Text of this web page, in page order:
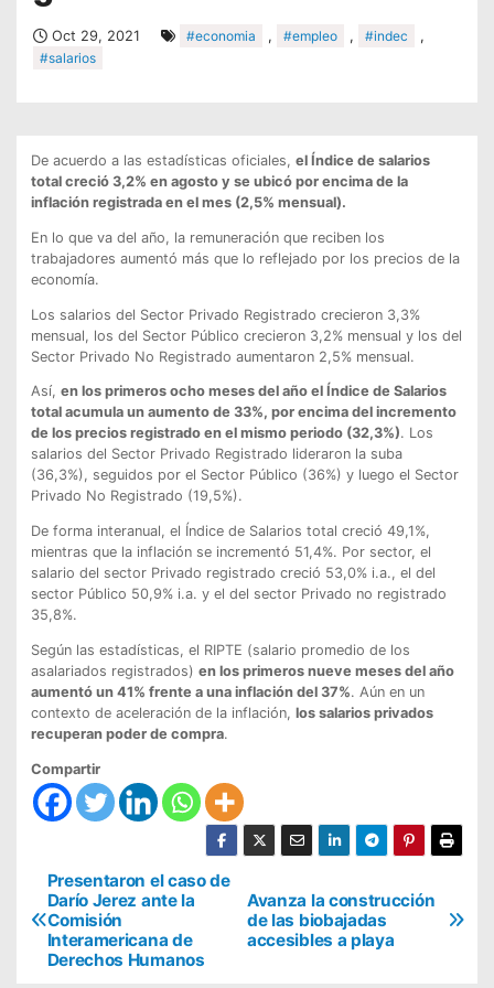
Oct 29, 2021 #economia , #empleo , #indec
,
#salarios
De acuerdo a las estadísticas oficiales, el Índice de salarios
total creció 3,2% en agosto y se ubicó por encima de la
inflación registrada en el mes (2,5% mensual).
En lo que va del año, la remuneración que reciben los
trabajadores aumentó más que lo reflejado por los precios de la
economía.
Los salarios del Sector Privado Registrado crecieron 3,3%
mensual, los del Sector Público crecieron 3,2% mensual y los del
Sector Privado No Registrado aumentaron 2,5% mensual.
Así, en los primeros ocho meses del año el Índice de Salarios
total acumula un aumento de 33%, por encima del incremento
de los precios registrado en el mismo periodo (32,3%). Los
salarios del Sector Privado Registrado lideraron la suba
(36,3%), seguidos por el Sector Público (36%) y luego el Sector
Privado No Registrado (19,5%).
De forma interanual, el Índice de Salarios total creció 49,1%,
mientras que la inflación se incrementó 51,4%. Por sector, el
salario del sector Privado registrado creció 53,0% i.a., el del
sector Público 50,9% i.a. y el del sector Privado no registrado
35,8%.
Según las estadísticas, el RIPTE (salario promedio de los
asalariados registrados) en los primeros nueve meses del año
aumentó un 41% frente a una inflación del 37%. Aún en un
contexto de aceleración de la inflación, los salarios privados
recuperan poder de compra.
Compartir
N
a
Avanza la construcción
de las biobajadas
accesibles a playa
Presentaron el caso de
Darío Jerez ante la
Comisión
Interamericana de
Derechos Humanos